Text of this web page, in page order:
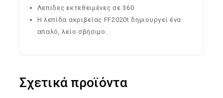
Λεπίδες εκτεθειμένες σε 360
Η λεπίδα ακριβείας FF2020t δημιουργεί ένα
απαλό, λείο σβήσιμο.
Σχετικά προϊόντα